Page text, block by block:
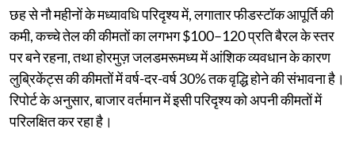
छह से नौ महीनों के मध्यावधि परिदृश्य में, लगातार फीडस्टॉक आपूर्ति की
कमी, कच्चे तेल की कीमतों का लगभग $100–120 प्रति बैरल के स्तर
पर बने रहना, तथा होरमुज़ जलडमरूमध्य में आंशिक व्यवधान के कारण
लुब्रिकेंट्स की कीमतों में वर्ष-दर-वर्ष 30% तक वृद्धि होने की संभावना है।
रिपोर्ट के अनुसार, बाजार वर्तमान में इसी परिदृश्य को अपनी कीमतों में
परिलक्षित कर रहा है।